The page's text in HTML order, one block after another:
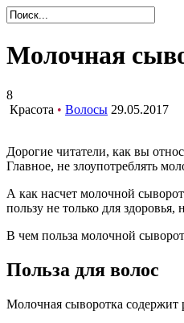
Молочная
8
Красота • Волосы 29.05.2017
Дорогие читатели, как вы
Главное, не злоупотреблять
А как насчет молочной
пользу не только для
В чем польза молочной
Польза для волос
Молочная сыворотка содержит